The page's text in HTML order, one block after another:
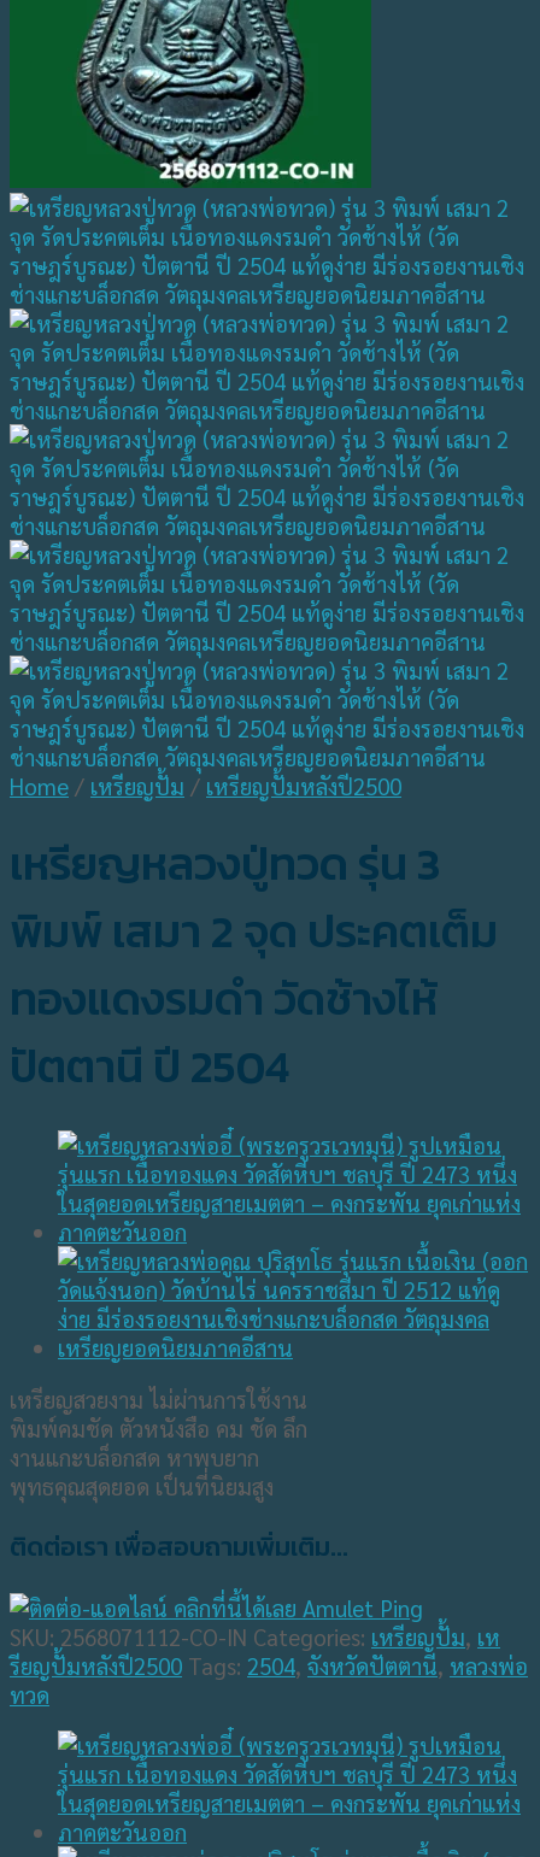
Home / เหรียญปั้ม / เหรียญปั้มหลังปี2500
เหรียญหลวงปู่ทวด รุ่น 3
พิมพ์ เสมา 2 จุด ประคตเต็ม
ทองแดงรมดำ วัดช้างไห้
ปัตตานี ปี 2504
เหรียญสวยงาม ไม่ผ่านการใช้งาน
พิมพ์คมชัด ตัวหนังสือ คม ชัด ลึก
งานแกะบล็อกสด หาพบยาก
พุทธคุณสุดยอด เป็นที่นิยมสูง
ติดต่อเรา เพื่อสอบถามเพิ่มเติม...
SKU: 2568071112-CO-IN Categories: เหรียญปั้ม, เห
รียญปั้มหลังปี2500 Tags: 2504, จังหวัดปัตตานี, หลวงพ่อ
ทวด